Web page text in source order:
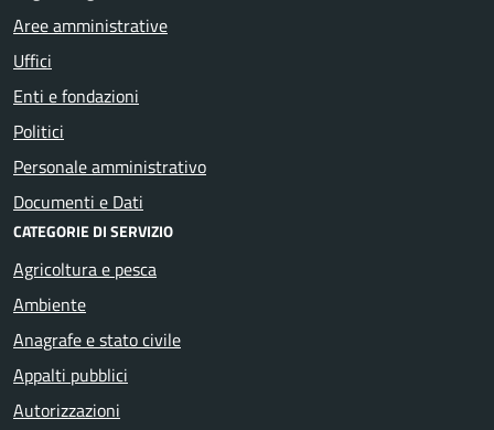
Aree amministrative
Uffici
Enti e fondazioni
Politici
Personale amministrativo
Documenti e Dati
CATEGORIE DI SERVIZIO
Agricoltura e pesca
Ambiente
Anagrafe e stato civile
Appalti pubblici
Autorizzazioni